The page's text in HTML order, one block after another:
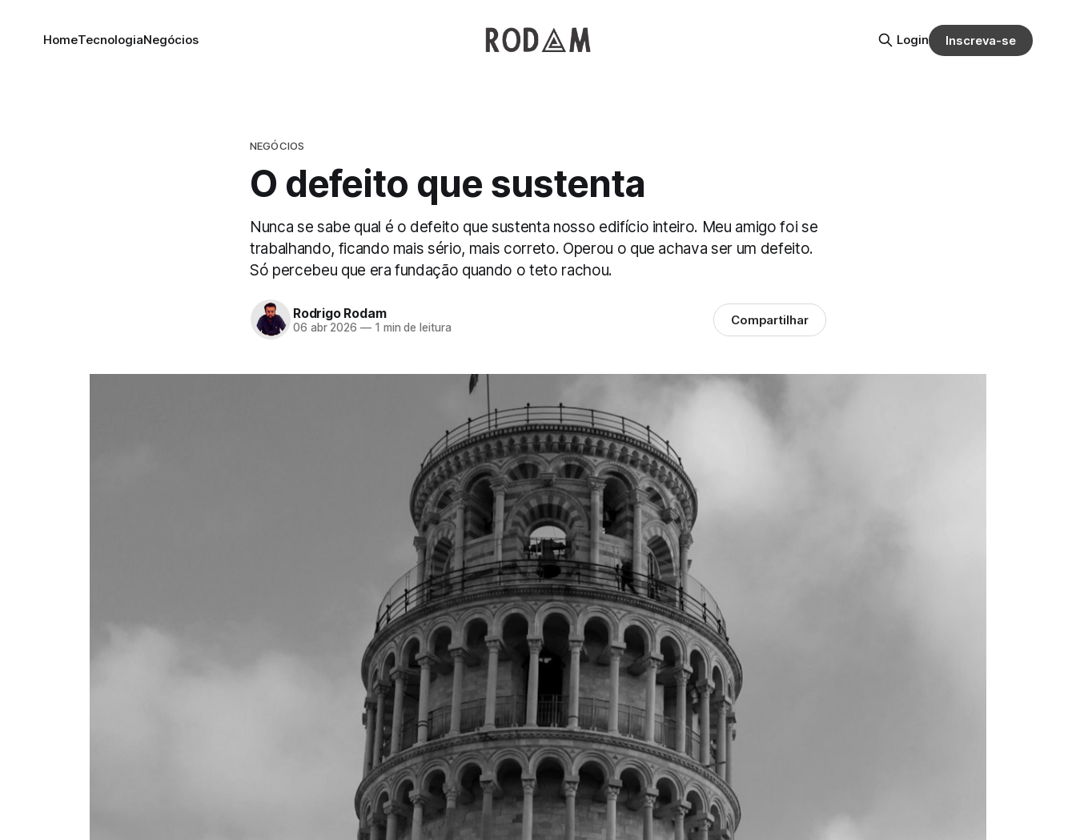
HomeTecnologiaNegócios Login Inscreva-se
NEGÓCIOS
O defeito que sustenta
Nunca se sabe qual é o defeito que sustenta nosso edifício inteiro. Meu amigo foi se
trabalhando, ficando mais sério, mais correto. Operou o que achava ser um defeito.
Só percebeu que era fundação quando o teto rachou.
Rodrigo Rodam
06 abr 2026 —1 min de leitura Compartilhar